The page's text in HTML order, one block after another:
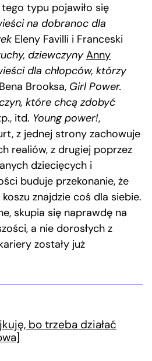
typu pojawiło się
na dobranoc dla
Eleny Favilli i Franceski
dziewczyny Anny
dla chłopców, którzy
Brooksa, Girl Power.
które chcą zdobyć
itd. Young power!,
z jednej strony zachowuje
realiów, z drugiej poprzez
dziecięcych i
buduje przekonanie, że
znajdzie coś dla siebie.
skupia się naprawdę na
a nie dorosłych z
zostały już
bo trzeba działać